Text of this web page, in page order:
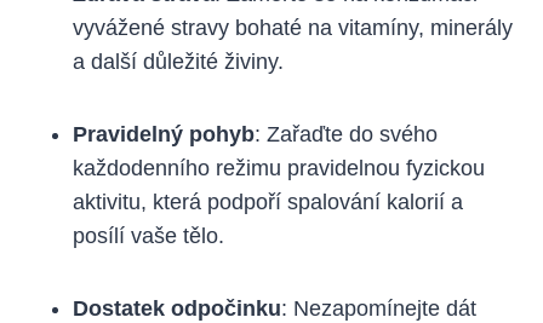
vyvážené stravy bohaté na vitamíny, minerály
​a další důležité živiny.
Pravidelný pohyb: Zařaďte do svého
každodenního režimu pravidelnou fyzickou
aktivitu, která podpoří spalování kalorií a
posílí vaše tělo.
Dostatek odpočinku: Nezapomínejte dát